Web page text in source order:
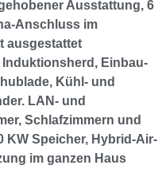
Ausstattung, 6
Anschluss im
ausgestattet
Einbau-
Kühl- und
LAN- und
Schlafzimmern und
KW Speicher, Hybrid-Air-
im ganzen Haus